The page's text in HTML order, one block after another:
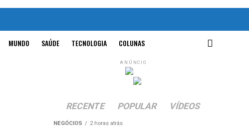
MUNDO SAÚDE TECNOLOGIA COLUNAS
ANÚNCIO
RECENTE POPULAR VÍDEOS
NEGÓCIOS 2 horas atrás